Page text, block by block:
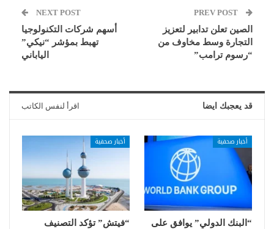
الصين تعلن تدابير لتعزيز
التجارة وسط مخاوف من
“رسوم ترامب”
NEXT POST
أسهم شركات التكنولوجيا
تهبط بمؤشر “نيكي”
الياباني
قد يعجبك ايضا اقرأ لنفس الكاتب
أخبار صحفية
“البنك الدولي” يوافق على
أخبار صحفية
“فيتش” تؤكد التصنيف